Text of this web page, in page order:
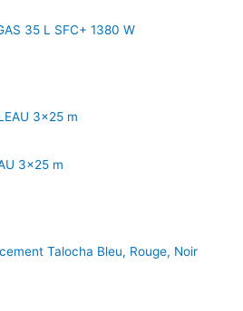
35 L SFC+ 1380 W
3×25 m